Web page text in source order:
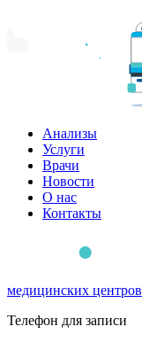
Анализы
Услуги
Врачи
Новости
О нас
Контакты
медицинских центров
Телефон для записи